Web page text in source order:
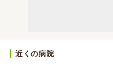
近くの病院